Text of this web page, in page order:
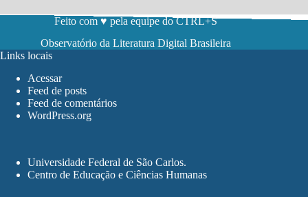
Feito com ♥ pela equipe do CTRL+S
Observatório da Literatura Digital Brasileira
Links locais
Acessar
Feed de posts
Feed de comentários
WordPress.org
Universidade Federal de São Carlos.
Centro de Educação e Ciências Humanas